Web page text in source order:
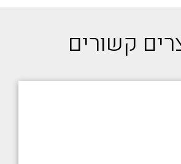
קשורים